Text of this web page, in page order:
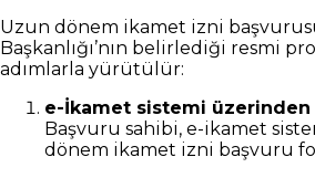
Uzun dönem ikamet izni
Başkanlığı’nın belirlediği resmi
adımlarla yürütülür:
e-İkamet sistemi üzerinden
Başvuru sahibi, e-ikamet
dönem ikamet izni başvuru